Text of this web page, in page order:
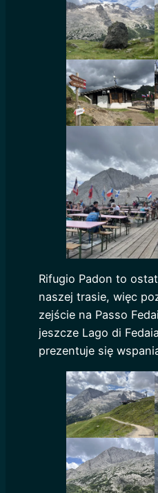
Rifugio Padon to
naszej trasie, więc
zejście na Passo
jeszcze Lago di
prezentuje się